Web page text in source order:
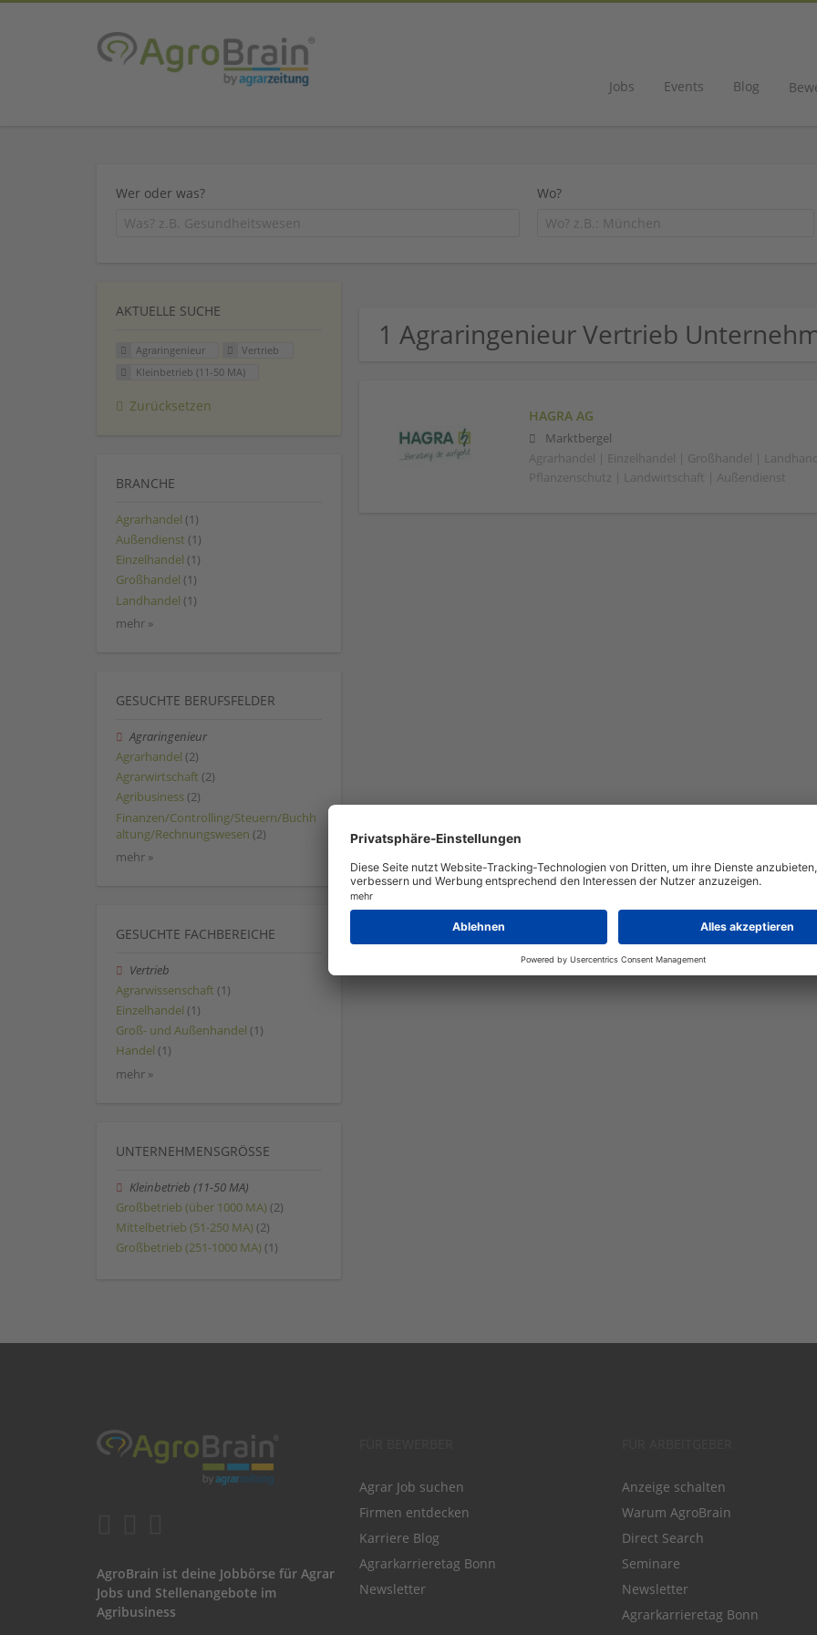
Jobs Events Blog
Wer oder was? Wo?
1 Agraringenieur Vertrieb
HAGRA AG
Marktbergel
Agrarhandel | Einzelhandel | Großhandel |
Pflanzenschutz | Landwirtschaft | Außendienst
AKTUELLE SUCHE
Agraringenieur
Vertrieb
Kleinbetrieb (11-50 MA)
Zurücksetzen
BRANCHE
Agrarhandel (1)
Außendienst (1)
Einzelhandel (1)
Großhandel (1)
Landhandel (1)
mehr »
GESUCHTE BERUFSFELDER
Agraringenieur
Agrarhandel (2)
Agrarwirtschaft (2)
Agribusiness (2)
Finanzen/Controlling/Steuern/Buchh
altung/Rechnungswesen (2)
mehr »
GESUCHTE FACHBEREICHE
Vertrieb
Agrarwissenschaft (1)
Einzelhandel (1)
Groß- und Außenhandel (1)
Handel (1)
mehr »
UNTERNEHMENSGRÖSSE
Kleinbetrieb (11-50 MA)
Großbetrieb (über 1000 MA) (2)
Mittelbetrieb (51-250 MA) (2)
Großbetrieb (251-1000 MA) (1)
AgroBrain ist deine Jobbörse für Agrar
Jobs und Stellenangebote im
Agribusiness
Agrar Job suchen
Firmen entdecken
Karriere Blog
Agrarkarrieretag Bonn
Newsletter
Anzeige schalten
Warum AgroBrain
Direct Search
Seminare
Newsletter
Agrarkarrieretag Bonn